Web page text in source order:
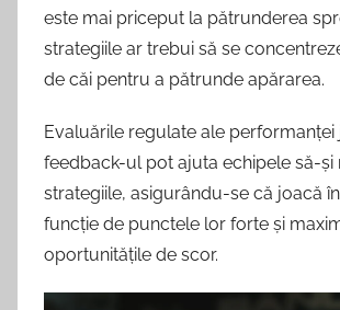
este mai priceput la pătrunderea
strategiile ar trebui să se
de căi pentru a pătrunde apărarea.
Evaluările regulate ale
feedback-ul pot ajuta echipele să-și
strategiile, asigurându-se că joacă
funcție de punctele lor forte și
oportunitățile de scor.